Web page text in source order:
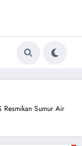
Sumur Air